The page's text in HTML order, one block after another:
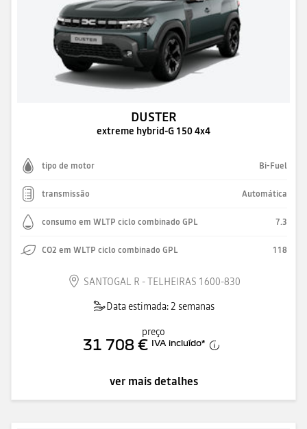
DUSTER
extreme hybrid-G 150 4x4
tipo de motor Bi-Fuel
transmissão Automática
consumo em WLTP ciclo combinado GPL 7.3
CO2 em WLTP ciclo combinado GPL 118
SANTOGAL R - TELHEIRAS 1600-830
Data estimada: 2 semanas
preço
31 708 € IVA incluído*
ver mais detalhes